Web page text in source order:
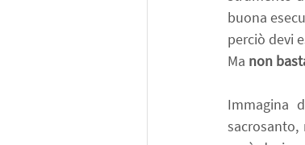
buona
perciò devi
Ma non
Immagina